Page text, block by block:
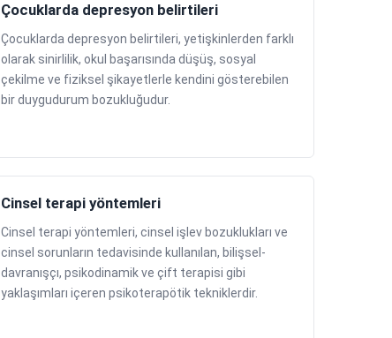
Çocuklarda depresyon belirtileri
Çocuklarda depresyon belirtileri, yetişkinlerden farklı
olarak sinirlilik, okul başarısında düşüş, sosyal
çekilme ve fiziksel şikayetlerle kendini gösterebilen
bir duygudurum bozukluğudur.
Cinsel terapi yöntemleri
Cinsel terapi yöntemleri, cinsel işlev bozuklukları ve
cinsel sorunların tedavisinde kullanılan, bilişsel-
davranışçı, psikodinamik ve çift terapisi gibi
yaklaşımları içeren psikoterapötik tekniklerdir.